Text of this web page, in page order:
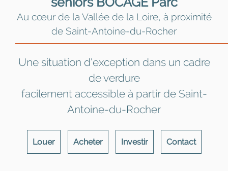
Au cœur de la Vallée de la Loire, à proximité
de Saint-Antoine-du-Rocher
Une situation d'exception dans un cadre
de verdure
facilement accessible à partir de Saint-
Antoine-du-Rocher
Louer Acheter Investir Contact